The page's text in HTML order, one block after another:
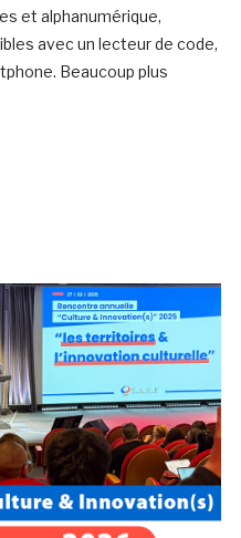
et alphanumérique,
avec un lecteur de code,
Beaucoup plus